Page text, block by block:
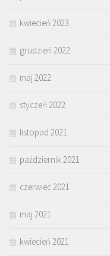
kwiecień 2023
grudzień 2022
maj 2022
styczeń 2022
listopad 2021
październik 2021
czerwiec 2021
maj 2021
kwiecień 2021